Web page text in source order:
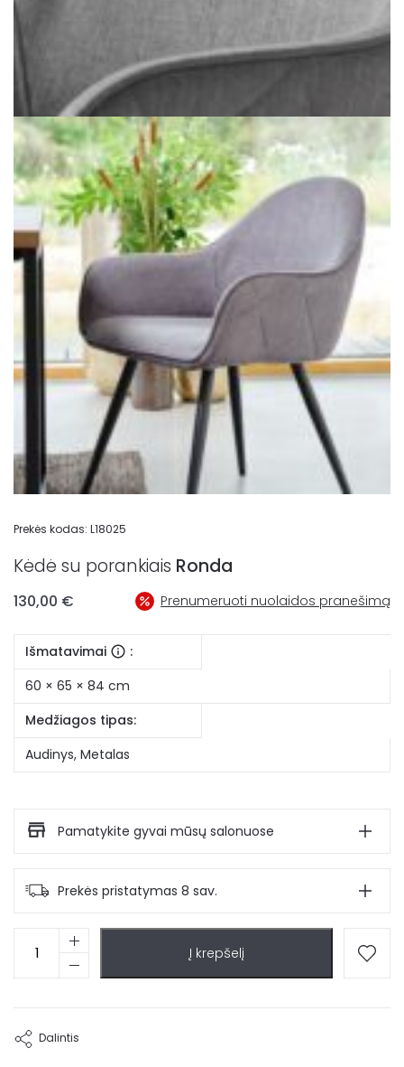
Prekės kodas: L18025
Kėdė su porankiais Ronda
130,00 € Prenumeruoti nuolaidos pranešimą
Išmatavimai
:
60 × 65 × 84 cm
Medžiagos tipas:
Audinys, Metalas
Pamatykite gyvai mūsų salonuose
Prekės pristatymas 8 sav.
produkto
kiekis:
Ronda
Į krepšelį
Dalintis